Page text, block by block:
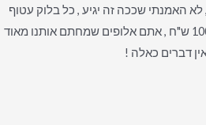
לא האמנתי שככה זה יגיע , כל בלוק עטוף
בצלופן במבצע של 7 יחידות ב 100 ש"ח , אתם אלופים שמחתם אותנו מאוד
דברים כאלה !